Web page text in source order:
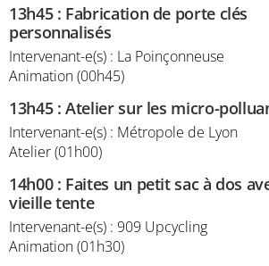
13h45: Fabrication de porte clés
personnalisés
Intervenant-e(s) : La Poinçonneuse
Animation (00h45)
13h45:Atelier sur les micro-
Intervenant-e(s) : Métropole de Lyon
Atelier (01h00)
14h00: Faites un petit sac à dos
vieille tente
Intervenant-e(s) : 909 Upcycling
Animation (01h30)